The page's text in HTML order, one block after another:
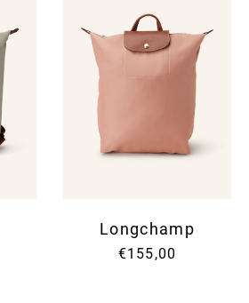
Longchamp
€155,00